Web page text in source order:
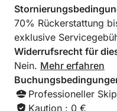
70% Rückerstattung
exklusive
Widerrufsrecht für
Nein. Mehr erfahren
Professioneller
Kaution : 0 €